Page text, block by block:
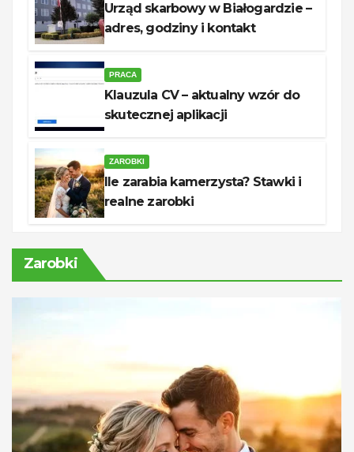
Urząd skarbowy w Białogardzie –
adres, godziny i kontakt
PRACA
Klauzula CV – aktualny wzór do
skutecznej aplikacji
ZAROBKI
Ile zarabia kamerzysta? Stawki i
realne zarobki
Zarobki